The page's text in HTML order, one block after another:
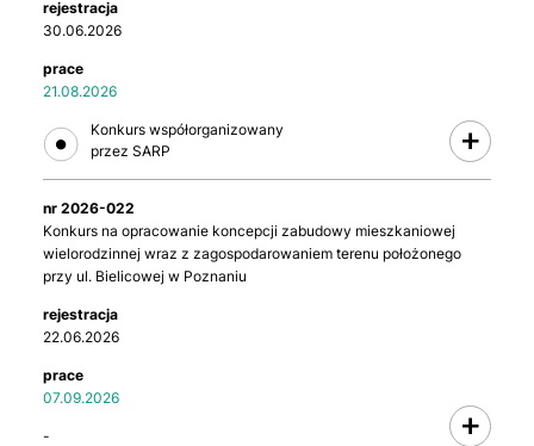
30.06.2026
21.08.2026
2026-022
Konkurs na opracowanie koncepcji zabudowy mieszkaniowej
wielorodzinnej wraz z zagospodarowaniem terenu położonego
przy ul. Bielicowej w Poznaniu
-
22.06.2026
07.09.2026